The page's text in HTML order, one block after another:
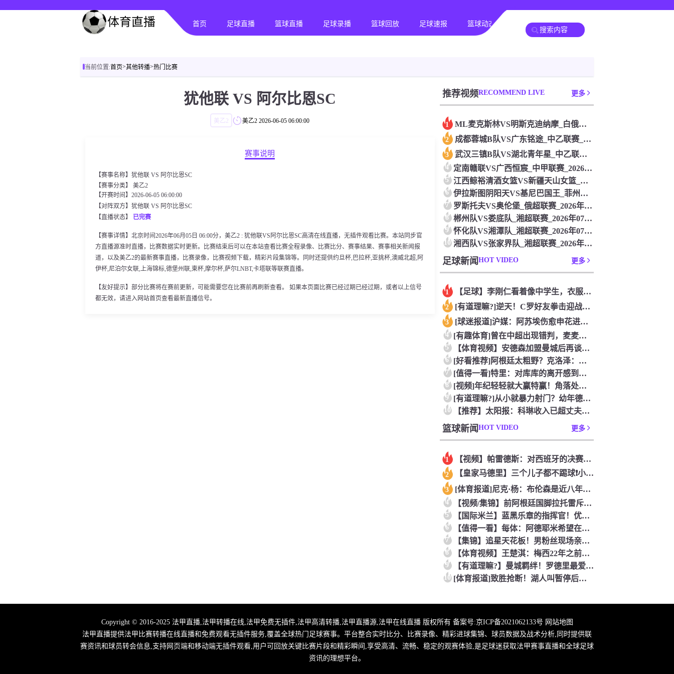
首页 足球直播 篮球直播 足球录播 篮球回放 足球速报 篮球动态 其他转播
当前位置:首页>其他转播>热门比赛
犹他联 VS 阿尔比恩SC
美乙2 美乙2 2026-06-05 06:00:00
赛事说明
【赛事名称】犹他联 VS 阿尔比恩SC
【赛事分类】 美乙2
【开赛时间】2026-06-05 06:00:00
【对阵双方】犹他联 VS 阿尔比恩SC
【直播状态】 已完赛
【赛事详情】北京时间2026年06月05日 06:00分，美乙2 : 犹他联VS阿尔比恩SC高清在线直播，无插件观看比赛。本站同步官
方直播源准时直播，比赛数据实时更新。比赛结束后可以在本站查看比赛全程录像、比赛比分、赛事结果、赛事相关新闻报
道，以及美乙2的最新赛事直播，比赛录像，比赛视频下载，精彩片段集锦等。同时还提供约旦杯,巴拉杯,亚挑杯,澳威北超,阿
伊杯,尼泊尔女联,上海锦标,德堡州联,柬杯,摩尔杯,萨尔LNBT,卡塔联等联赛直播。
【友好提示】部分比赛将在赛前更新，可能需要您在比赛前再刷新查看。 如果本页面比赛已经过期已经过期，或者以上信号
都无效，请进入网站首页查看最新直播信号。
推荐视频RECOMMEND LIVE 更多
1 ML麦克斯林VS明斯克迪纳摩_白俄杯联赛_2026年07月2
2 成都蓉城B队VS广东铭途_中乙联赛_2026年07月26日
3 武汉三镇B队VS湖北青年星_中乙联赛_2026年07月26日
4 定南赣联VS广西恒宸_中甲联赛_2026年07月26日
5 江西鲸裕清酒女篮VS新疆天山女篮_中女锦联赛_2026年07
6 伊拉斯图阴阳天VS基尼巴国王_菲州长杯联赛_2026年07月
7 罗斯托夫VS奥伦堡_俄超联赛_2026年07月26日
8 郴州队VS娄底队_湘超联赛_2026年07月26日
9 怀化队VS湘潭队_湘超联赛_2026年07月26日
10 湘西队VS张家界队_湘超联赛_2026年07月26日
足球新闻 HOT VIDEO 更多
1 【足球】李刚仁看着像中学生，衣服脱了身材吊炸天！怪不得对抗上
2 [有道理嘛?]逆天！C罗好友拳击迎战阿根廷跟队记者，C罗好友
3 [球迷报道]沪媒：阿苏埃伤愈申花进攻得到保证 海港队基本没有
4 [有趣体育]曾在中超出现错判，麦麦提江本轮主哨中甲陕西联合v
5 【体育视频】安德森加盟曼城后再谈德布劳内：他一直是我非常仰慕
6 [好看推荐]阿根廷太粗野？克洛泽：这是他们的特色，极其强调对
7 [值得一看]特里：对库库的离开感到失望，但罗杰斯的到来又让我
8 [视频]年纪轻轻就大赢特赢！角落处打闹的亚马尔和尼科！
9 [有道理嘛?]从小就暴力射门？幼年德布劳内和他踢坏的树篱！
10 【推荐】太阳报：科琳收入已超丈夫鲁尼 自己设计服装8岁儿子当
篮球新闻 HOT VIDEO 更多
1 【视频】帕雷德斯：对西班牙的决赛是梅西国家队的最后一场比赛
2 【皇家马德里】三个儿子都不踢球❗️小贝气炸：三个坑爹货，只能
3 [体育报道]尼克·杨：布伦森是近八年最佳 联盟只有詹库杜能媲
4 【视频/集锦】前阿根廷国脚拉托雷斥“阴谋论”：彻底疯了，典型
5 【国际米兰】蓝黑乐章的指挥官！优雅的波兰中场节拍器！
6 【值得一看】每体：阿德耶米希望在巴萨继续穿27号球衣，但西甲
7 【集锦】追星天花板！男粉丝现场亲到夏奇拉，这波直接能吹一辈子
8 【体育视频】王楚淇：梅西22年之前一直被这踢法针对，铁杆球迷
9 【有道理嘛?】曼城羁绊！罗德里最爱的各国球员！葡萄牙选择了B
10 [体育报道]致胜抢断！湖人叫暂停后发球失误 理查德抢断造杀伤
Copyright © 2016-2025 法甲直播,法甲转播在线,法甲免费无插件,法甲高清转播,法甲直播源,法甲在线直播 版权所有 备案号:京ICP备2021062133号 网站地图
法甲直播提供法甲比赛转播在线直播和免费观看无插件服务,覆盖全球热门足球赛事。平台整合实时比分、比赛录像、精彩进球集锦、球员数据及战术分析,同时提供联
赛资讯和球员转会信息,支持网页端和移动端无插件观看,用户可回放关键比赛片段和精彩瞬间,享受高清、流畅、稳定的观赛体验,是足球迷获取法甲赛事直播和全球足球
资讯的理想平台。